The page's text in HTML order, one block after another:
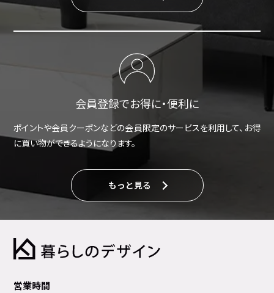
会員登録でお得に・便利に
ポイントや会員クーポンなどの会員限定のサービスを利用して、お得
に買い物ができるようになります。
もっと見る
営業時間